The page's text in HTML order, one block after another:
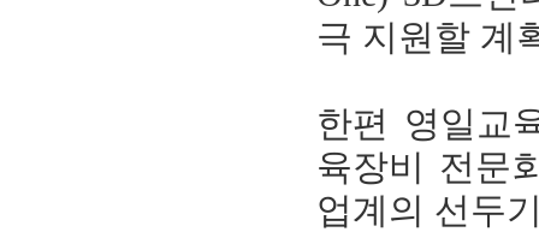
극 지원할 계
한편 영일교
육장비 전문
업계의 선두